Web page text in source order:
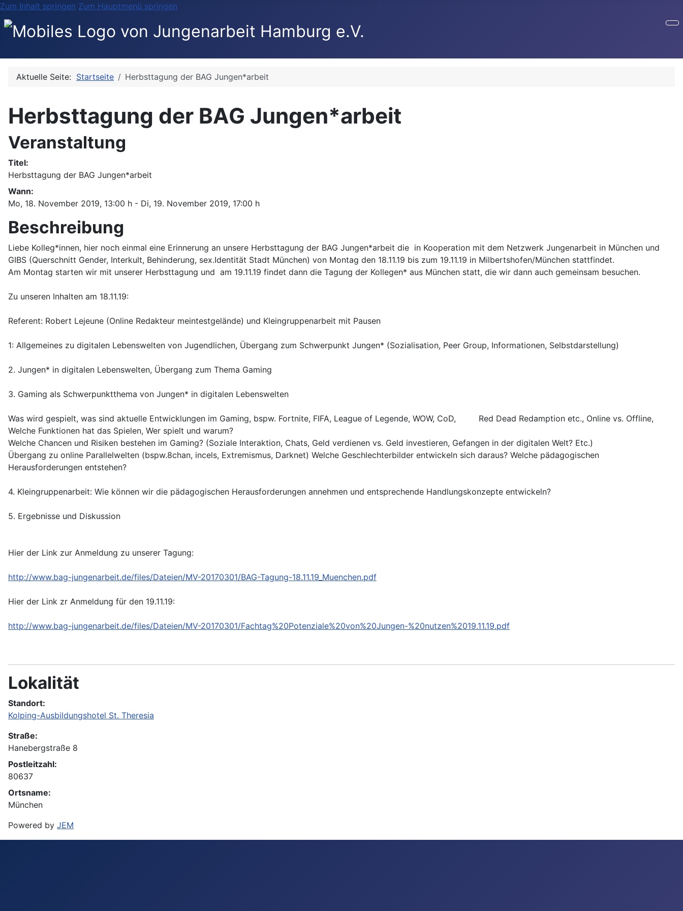
Zum Inhalt springen Zum Hauptmenü springen
Aktuelle Seite: Startseite Herbsttagung der BAG Jungen*arbeit
Herbsttagung der BAG Jungen*arbeit
Veranstaltung
Titel:
Herbsttagung der BAG Jungen*arbeit
Wann:
Mo, 18. November 2019, 13:00 h - Di, 19. November 2019, 17:00 h
Beschreibung
Liebe Kolleg*innen, hier noch einmal eine Erinnerung an unsere Herbsttagung der BAG Jungen*arbeit die in Kooperation mit dem Netzwerk Jungenarbeit in München und
GIBS (Querschnitt Gender, Interkult, Behinderung, sex.Identität Stadt München) von Montag den 18.11.19 bis zum 19.11.19 in Milbertshofen/München stattfindet.
Am Montag starten wir mit unserer Herbsttagung und am 19.11.19 findet dann die Tagung der Kollegen* aus München statt, die wir dann auch gemeinsam besuchen.
Zu unseren Inhalten am 18.11.19:
Referent: Robert Lejeune (Online Redakteur meintestgelände) und Kleingruppenarbeit mit Pausen
1: Allgemeines zu digitalen Lebenswelten von Jugendlichen, Übergang zum Schwerpunkt Jungen* (Sozialisation, Peer Group, Informationen, Selbstdarstellung)
2. Jungen* in digitalen Lebenswelten, Übergang zum Thema Gaming
3. Gaming als Schwerpunktthema von Jungen* in digitalen Lebenswelten
Was wird gespielt, was sind aktuelle Entwicklungen im Gaming, bspw. Fortnite, FIFA, League of Legende, WOW, CoD, Red Dead Redamption etc., Online vs. Offline,
Welche Funktionen hat das Spielen, Wer spielt und warum?
Welche Chancen und Risiken bestehen im Gaming? (Soziale Interaktion, Chats, Geld verdienen vs. Geld investieren, Gefangen in der digitalen Welt? Etc.)
Übergang zu online Parallelwelten (bspw.8chan, incels, Extremismus, Darknet) Welche Geschlechterbilder entwickeln sich daraus? Welche pädagogischen
Herausforderungen entstehen?
4. Kleingruppenarbeit: Wie können wir die pädagogischen Herausforderungen annehmen und entsprechende Handlungskonzepte entwickeln?
5. Ergebnisse und Diskussion
Hier der Link zur Anmeldung zu unserer Tagung:
http://www.bag-jungenarbeit.de/files/Dateien/MV-20170301/BAG-Tagung-18.11.19_Muenchen.pdf
Hier der Link zr Anmeldung für den 19.11.19:
http://www.bag-jungenarbeit.de/files/Dateien/MV-20170301/Fachtag%20Potenziale%20von%20Jungen-%20nutzen%2019.11.19.pdf
Lokalität
Standort:
Kolping-Ausbildungshotel St. Theresia
Straße:
Hanebergstraße 8
Postleitzahl:
80637
Ortsname:
München
Powered by JEM